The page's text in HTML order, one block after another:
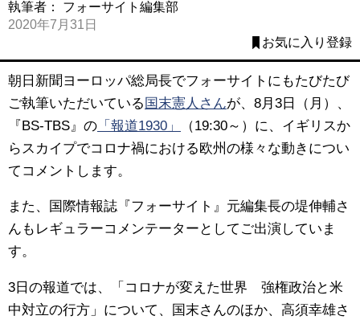
執筆者： フォーサイト編集部
2020年7月31日
お気に入り登録
朝日新聞ヨーロッパ総局長でフォーサイトにもたびたび
ご執筆いただいている 国末憲人さんが、8月3日（月）、
『BS-TBS』の 「報道1930」
（19:30～）に、イギリスか
らスカイプでコロナ禍における欧州の様々な動きについ
てコメントします。
また、国際情報誌『フォーサイト』 元編集長の堤伸輔さ
んもレギュラーコメンテーターとしてご出演していま
す。
3日の報道では、「コロナが変えた世界 強権政治と米
中対立の行方」について、国末さんのほか、高須幸雄さ